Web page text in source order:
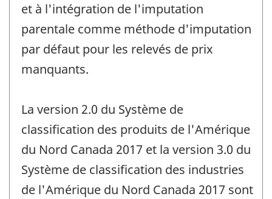
et à l'intégration de l'imputation
parentale comme méthode d'imputation
par défaut pour les relevés de prix
manquants.
La version 2.0 du Système de
classification des produits de l'Amérique
du Nord Canada 2017 et la version 3.0 du
Système de classification des industries
de l'Amérique du Nord Canada 2017 sont